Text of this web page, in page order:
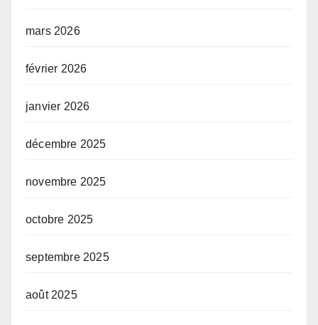
mars 2026
février 2026
janvier 2026
décembre 2025
novembre 2025
octobre 2025
septembre 2025
août 2025